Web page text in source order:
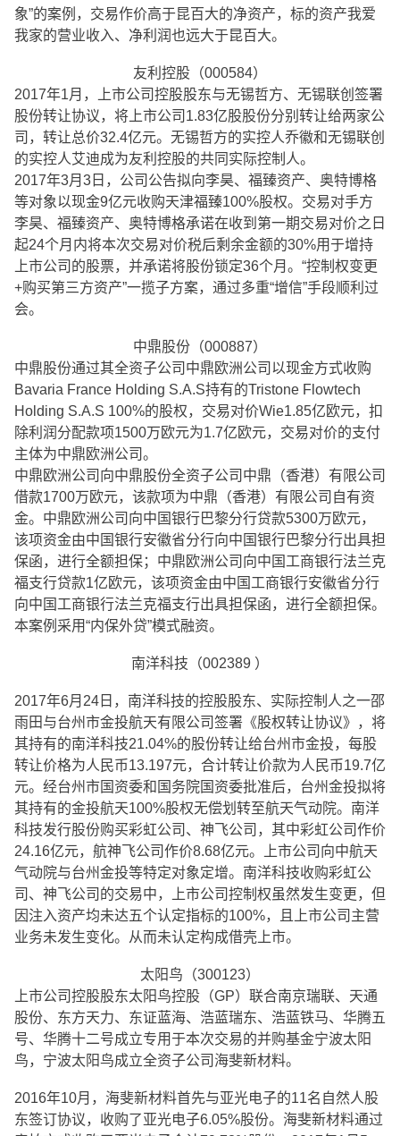
象”的案例，交易作价高于昆百大的净资产，标的资产我爱
我家的营业收入、净利润也远大于昆百大。
友利控股（000584）
2017年1月，上市公司控股股东与无锡哲方、无锡联创签署
股份转让协议，将上市公司1.83亿股股份分别转让给两家公
司，转让总价32.4亿元。无锡哲方的实控人乔徽和无锡联创
的实控人艾迪成为友利控股的共同实际控制人。
2017年3月3日，公司公告拟向李昊、福臻资产、奥特博格
等对象以现金9亿元收购天津福臻100%股权。交易对手方
李昊、福臻资产、奥特博格承诺在收到第一期交易对价之日
起24个月内将本次交易对价税后剩余金额的30%用于增持
上市公司的股票，并承诺将股份锁定36个月。“控制权变更
+购买第三方资产”一揽子方案，通过多重“增信”手段顺利过
会。
中鼎股份（000887）
中鼎股份通过其全资子公司中鼎欧洲公司以现金方式收购
Bavaria France Holding S.A.S持有的Tristone Flowtech
Holding S.A.S 100%的股权，交易对价Wie1.85亿欧元，扣
除利润分配款项1500万欧元为1.7亿欧元，交易对价的支付
主体为中鼎欧洲公司。
中鼎欧洲公司向中鼎股份全资子公司中鼎（香港）有限公司
借款1700万欧元，该款项为中鼎（香港）有限公司自有资
金。中鼎欧洲公司向中国银行巴黎分行贷款5300万欧元，
该项资金由中国银行安徽省分行向中国银行巴黎分行出具担
保函，进行全额担保；中鼎欧洲公司向中国工商银行法兰克
福支行贷款1亿欧元，该项资金由中国工商银行安徽省分行
向中国工商银行法兰克福支行出具担保函，进行全额担保。
本案例采用“内保外贷”模式融资。
南洋科技（002389 ）
2017年6月24日，南洋科技的控股股东、实际控制人之一邵
雨田与台州市金投航天有限公司签署《股权转让协议》，将
其持有的南洋科技21.04%的股份转让给台州市金投，每股
转让价格为人民币13.197元，合计转让价款为人民币19.7亿
元。经台州市国资委和国务院国资委批准后，台州金投拟将
其持有的金投航天100%股权无偿划转至航天气动院。南洋
科技发行股份购买彩虹公司、神飞公司，其中彩虹公司作价
24.16亿元，航神飞公司作价8.68亿元。上市公司向中航天
气动院与台州金投等特定对象定增。南洋科技收购彩虹公
司、神飞公司的交易中，上市公司控制权虽然发生变更，但
因注入资产均未达五个认定指标的100%，且上市公司主营
业务未发生变化。从而未认定构成借壳上市。
太阳鸟（300123）
上市公司控股股东太阳鸟控股（GP）联合南京瑞联、天通
股份、东方天力、东证蓝海、浩蓝瑞东、浩蓝铁马、华腾五
号、华腾十二号成立专用于本次交易的并购基金宁波太阳
鸟，宁波太阳鸟成立全资子公司海斐新材料。
2016年10月，海斐新材料首先与亚光电子的11名自然人股
东签订协议，收购了亚光电子6.05%股份。海斐新材料通过